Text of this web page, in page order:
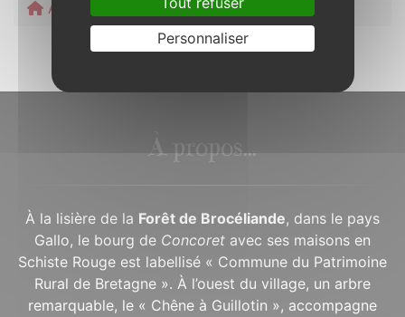
Accueil Contact
À propos...
À la lisière de la Forêt de Brocéliande, dans le pays
Gallo, le bourg de Concoret avec ses maisons en
Schiste Rouge est labellisé « Commune du Patrimoine
Rural de Bretagne ». À l’ouest du village, un arbre
remarquable, le « Chêne à Guillotin », accompagne
Personnaliser